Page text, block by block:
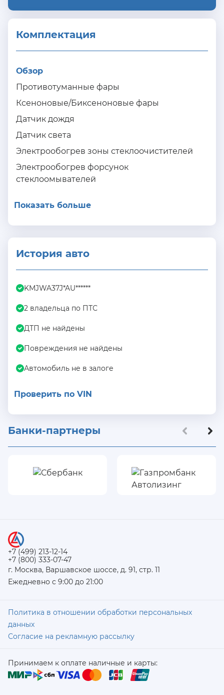
Комплектация
Обзор
Противотуманные фары
Ксеноновые/Биксеноновые фары
Датчик дождя
Датчик света
Электрообогрев зоны стеклоочистителей
Электрообогрев форсунок
стеклоомывателей
Показать больше
История авто
KMJWA37J*AU******
2 владельца по ПТС
ДТП не найдены
Повреждения не найдены
Автомобиль не в залоге
Проверить по VIN
Банки-партнеры
+7 (499) 213-12-14
+7 (800) 333-07-47
г. Москва, Варшавское шоссе, д. 91, стр. 11
Ежедневно с 9:00 до 21:00
Политика в отношении обработки персональных
данных
Согласие на рекламную рассылку
Принимаем к оплате наличные и карты: